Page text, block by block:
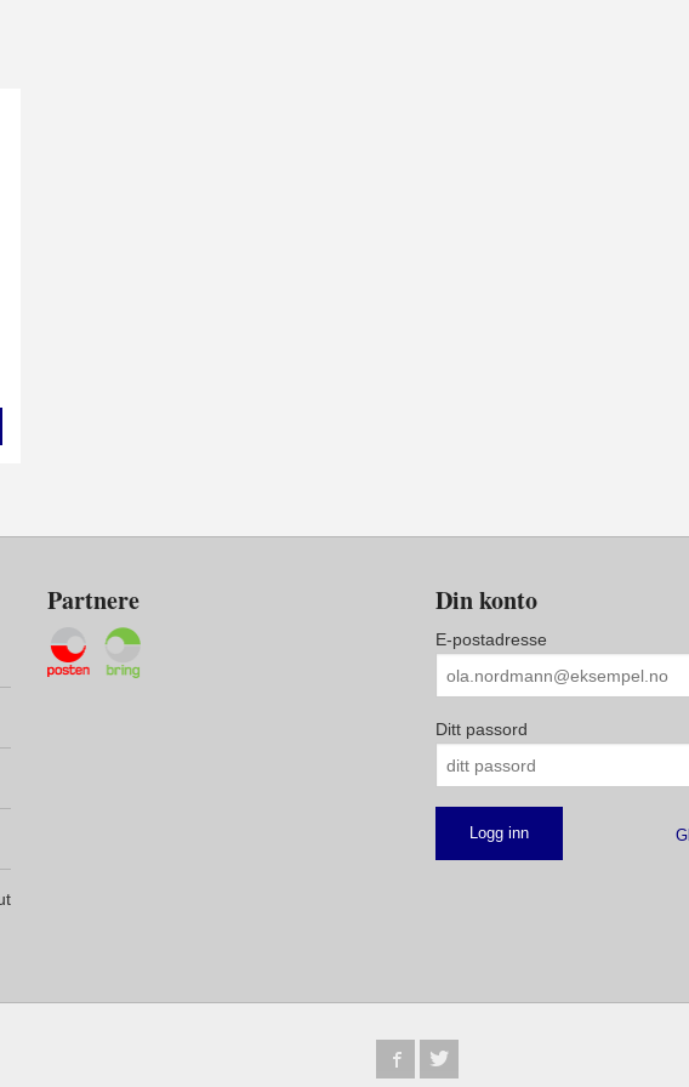
Partnere Din konto
E-postadresse
Ditt passord